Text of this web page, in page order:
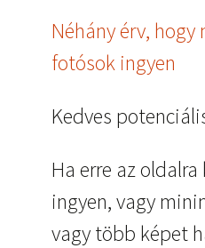
Néhány érv,
fotósok ingyen
Kedves
Ha erre az
ingyen, vagy
vagy több képet